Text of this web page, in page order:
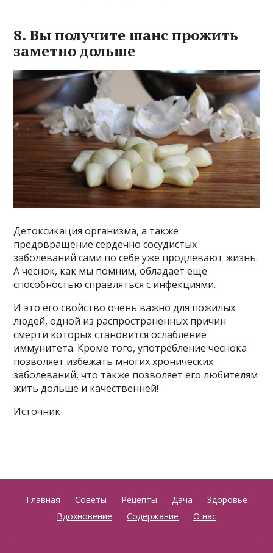
8. Вы получите шанс прожить
заметно дольше
Детоксикация организма, а также
предовращение сердечно сосудистых
заболеваний сами по себе уже продлевают жизнь.
А чеснок, как мы помним, обладает еще
способностью справляться с инфекциями.
И это его свойство очень важно для пожилых
людей, одной из распространенных причин
смерти которых становится ослабление
иммунитета. Кроме того, употребление чеснока
позволяет избежать многих хронических
заболеваний, что также позволяет его любителям
жить дольше и качественней!
Источник
Главная Советы Рецепты Дача
Здоровье
Вдохновение
Содержание О нас